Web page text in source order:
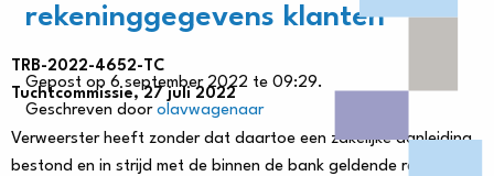
rekeninggegevens klanten
Gepost op 6 september 2022 te 09:29.
Geschreven door olavwagenaar
TRB-2022-4652-TC
Tuchtcommissie, 27 juli 2022
Verweerster heeft zonder dat daartoe een zakelijke aanleiding
bestond en in strijd met de binnen de bank geldende regels bij